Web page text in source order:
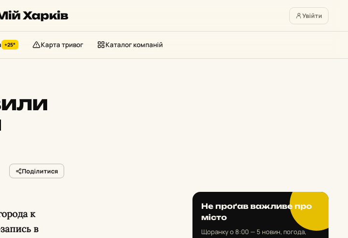
Харків Увійти
+25° Карта тривог Каталог компаній
Поділитися
к
в
Не проґав важливе про
місто
Щоранку о 8:00 — 5 новин, погода,